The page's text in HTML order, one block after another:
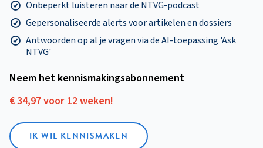
Onbeperkt luisteren naar de NTVG-podcast
Gepersonaliseerde alerts voor artikelen en dossiers
Antwoorden op al je vragen via de AI-toepassing 'Ask
NTVG'
Neem het kennismakings­abonnement
€ 34,97 voor 12 weken!
IK WIL KENNISMAKEN